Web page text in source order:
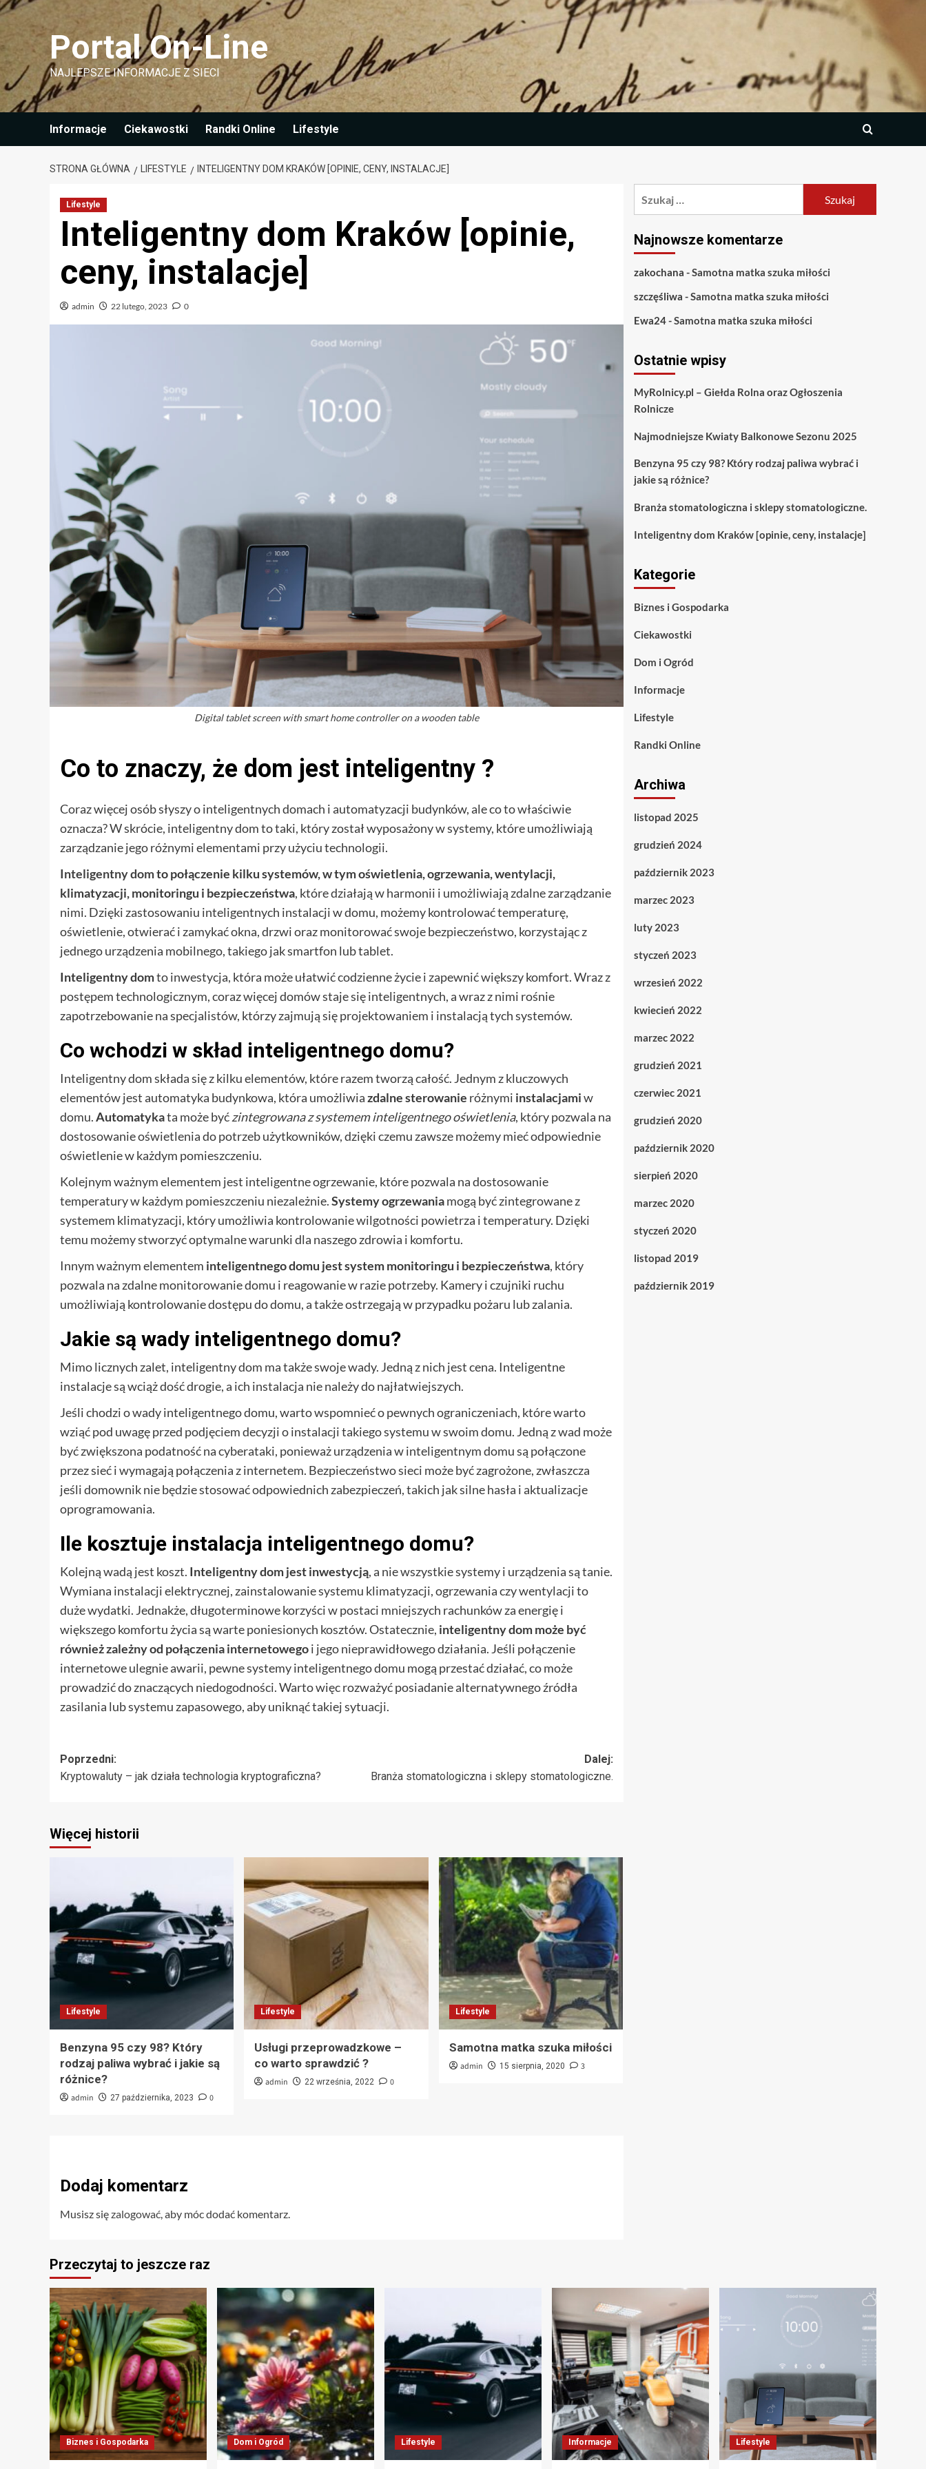
Przejdź
treści
Portal On-Line
NAJLEPSZE INFORMACJE Z SIECI
Informacje Ciekawostki Randki Online Lifestyle
STRONA GŁÓWNA LIFESTYLE INTELIGENTNY DOM KRAKÓW [OPINIE, CENY, INSTALACJE]
Lifestyle
Inteligentny dom Kraków [opinie,
ceny, instalacje]
admin 22 lutego, 2023 0
Digital tablet screen with smart home controller on a wooden table
Co to znaczy, że dom jest inteligentny ?
Coraz więcej osób słyszy o inteligentnych domach i automatyzacji budynków, ale co to właściwie
oznacza? W skrócie, inteligentny dom to taki, który został wyposażony w systemy, które umożliwiają
zarządzanie jego różnymi elementami przy użyciu technologii.
Inteligentny domto połączenie kilku systemów, w tym oświetlenia, ogrzewania, wentylacji,
klimatyzacji, monitoringu i bezpieczeństwa, które działają w harmonii i umożliwiają zdalne zarządzanie
nimi. Dzięki zastosowaniu inteligentnych instalacji w domu, możemy kontrolować temperaturę,
oświetlenie, otwierać i zamykać okna, drzwi oraz monitorować swoje bezpieczeństwo, korzystając z
jednego urządzenia mobilnego, takiego jak smartfon lub tablet.
Inteligentny domto inwestycja, która może ułatwić codzienne życie i zapewnić większy komfort. Wraz z
postępem technologicznym, coraz więcej domów staje się inteligentnych, a wraz z nimi rośnie
zapotrzebowanie na specjalistów, którzy zajmują się projektowaniem i instalacją tych systemów.
Co wchodzi w skład inteligentnego domu?
Inteligentny dom składa się z kilku elementów, które razem tworzą całość. Jednym z kluczowych
elementów jest automatyka budynkowa, która umożliwiazdalne sterowanie różnymi instalacjamiw
domu.Automatykata może byćzintegrowana z systemem inteligentnego oświetlenia, który pozwala na
dostosowanie oświetlenia do potrzeb użytkowników, dzięki czemu zawsze możemy mieć odpowiednie
oświetlenie w każdym pomieszczeniu.
Kolejnym ważnym elementem jest inteligentne ogrzewanie, które pozwala na dostosowanie
temperatury w każdym pomieszczeniu niezależnie.Systemy ogrzewaniamogą być zintegrowane z
systemem klimatyzacji, który umożliwia kontrolowanie wilgotności powietrza i temperatury. Dzięki
temu możemy stworzyć optymalne warunki dla naszego zdrowia i komfortu.
Innym ważnym elementem inteligentnego domu jest system monitoringu i bezpieczeństwa, który
pozwala na zdalne monitorowanie domu i reagowanie w razie potrzeby. Kamery i czujniki ruchu
umożliwiają kontrolowanie dostępu do domu, a także ostrzegają w przypadku pożaru lub zalania.
Jakie są wady inteligentnego domu?
Mimo licznych zalet, inteligentny dom ma także swoje wady. Jedną z nich jest cena. Inteligentne
instalacje są wciąż dość drogie, a ich instalacja nie należy do najłatwiejszych.
Jeśli chodzi o wady inteligentnego domu, warto wspomnieć o pewnych ograniczeniach, które warto
wziąć pod uwagę przed podjęciem decyzji o instalacji takiego systemu w swoim domu. Jedną z wad może
być zwiększona podatność na cyberataki, ponieważ urządzenia w inteligentnym domu są połączone
przez sieć i wymagają połączenia z internetem. Bezpieczeństwo sieci może być zagrożone, zwłaszcza
jeśli domownik nie będzie stosować odpowiednich zabezpieczeń, takich jak silne hasła i aktualizacje
oprogramowania.
Ile kosztuje instalacja inteligentnego domu?
Kolejną wadą jest koszt. Inteligentny dom jest inwestycją, a nie wszystkie systemy i urządzenia są tanie.
Wymiana instalacji elektrycznej, zainstalowanie systemu klimatyzacji, ogrzewania czy wentylacji to
duże wydatki. Jednakże, długoterminowe korzyści w postaci mniejszych rachunków za energię i
większego komfortu życia są warte poniesionych kosztów. Ostatecznie, inteligentny dom może być
również zależny od połączenia internetowegoi jego nieprawidłowego działania. Jeśli połączenie
internetowe ulegnie awarii, pewne systemy inteligentnego domu mogą przestać działać, co może
prowadzić do znaczących niedogodności. Warto więc rozważyć posiadanie alternatywnego źródła
zasilania lub systemu zapasowego, aby uniknąć takiej sytuacji.
Zobacz
wpisy
Poprzedni:
Kryptowaluty – jak działa technologia kryptograficzna?
Dalej:
Branża stomatologiczna i sklepy stomatologiczne.
Więcej historii
Lifestyle
Benzyna 95 czy 98? Który
rodzaj paliwa wybrać i jakie są
różnice?
admin 27 października, 2023 0
Lifestyle
Usługi przeprowadzkowe –
co warto sprawdzić ?
admin 22 września, 2022 0
Lifestyle
Samotna matka szuka miłości
admin 15 sierpnia, 2020 3
Dodaj komentarz
Musisz sięzalogować, aby móc dodać komentarz.
Najnowsze komentarze
zakochana -Samotna matka szuka miłości
szczęśliwa -Samotna matka szuka miłości
Ewa24-Samotna matka szuka miłości
Ostatnie wpisy
MyRolnicy.pl – Giełda Rolna oraz Ogłoszenia
Rolnicze
Najmodniejsze Kwiaty Balkonowe Sezonu 2025
Benzyna 95 czy 98? Który rodzaj paliwa wybrać i
jakie są różnice?
Branża stomatologiczna i sklepy stomatologiczne.
Inteligentny dom Kraków [opinie, ceny, instalacje]
Kategorie
Biznes i Gospodarka
Ciekawostki
Dom i Ogród
Informacje
Lifestyle
Randki Online
Archiwa
listopad 2025
grudzień 2024
październik 2023
marzec 2023
luty 2023
styczeń 2023
wrzesień 2022
kwiecień 2022
marzec 2022
grudzień 2021
czerwiec 2021
grudzień 2020
październik 2020
sierpień 2020
marzec 2020
styczeń 2020
listopad 2019
październik 2019
Przeczytaj to jeszcze raz
Biznes i Gospodarka Dom i Ogród Lifestyle Informacje Lifestyle